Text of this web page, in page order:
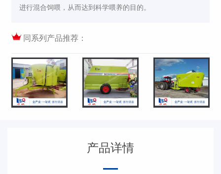
进行混合饲喂，从而达到科学喂养的目的。
同系列产品推荐：
产品详情